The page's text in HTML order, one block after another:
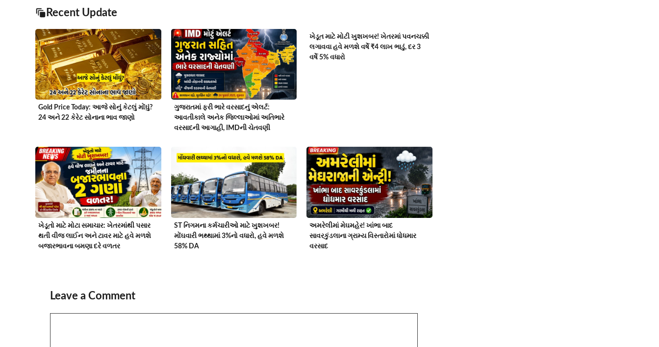
Recent Update
Gold Price Today: આજે સોનું કેટલું મોંઘું?
24 અને 22 કેરેટ સોનાના ભાવ જાણો
ગુજરાતમાં ફરી ભારે વરસાદનું એલર્ટ:
આવતીકાલે અનેક જિલ્લાઓમાં અતિભારે
વરસાદની આગાહી, IMDની ચેતવણી
ખેડૂત માટે મોટી ખુશખબર! ખેતરમાં પવનચક્કી
લગાવવા હવે મળશે વર્ષે ₹4 લાખ ભાડું, દર 3
વર્ષે 5% વધારો
ખેડૂતો માટે મોટા સમાચાર: ખેતરમાંથી પસાર
થતી વીજ લાઈન અને ટાવર માટે હવે મળશે
બજારભાવના બમણા દરે વળતર
ST નિગમના કર્મચારીઓ માટે ખુશખબર!
મોંઘવારી ભથ્થામાં 3%નો વધારો, હવે મળશે
58% DA
અમરેલીમાં મેઘમહેર! ખાંભા બાદ
સાવરકુંડલાના ગ્રામ્ય વિસ્તારોમાં ધોધમાર
વરસાદ
Leave a Comment